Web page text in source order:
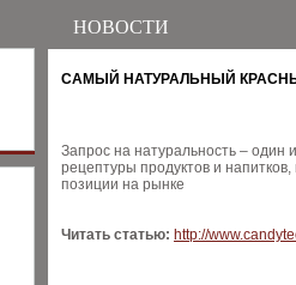
НОВОСТИ
САМЫЙ НАТУРАЛЬНЫЙ
Запрос на натуральность – один
рецептуры продуктов и
позиции на рынке
Читать статью: http://